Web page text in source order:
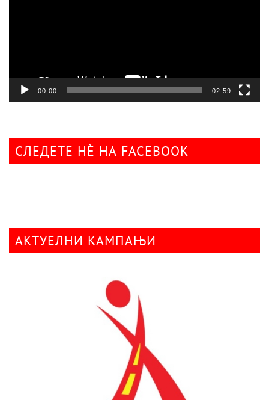
00:00 02:59
СЛЕДЕТЕ НÈ НА FACEBOOK
АКТУЕЛНИ КАМПАЊИ